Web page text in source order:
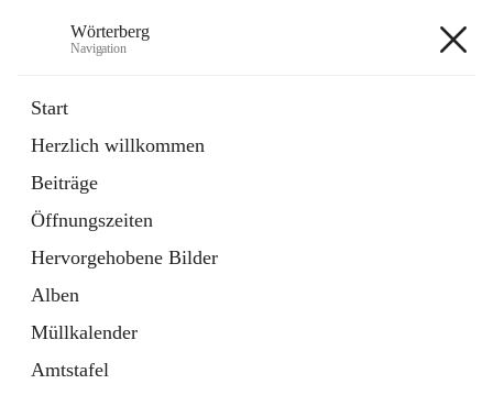
Wörterberg
Navigation
Start
Herzlich willkommen
Beiträge
Öffnungszeiten
Hervorgehobene Bilder
Alben
Müllkalender
Amtstafel
5 Schnellzugriffe
Bürgerservice
9 Schnellzugriffe